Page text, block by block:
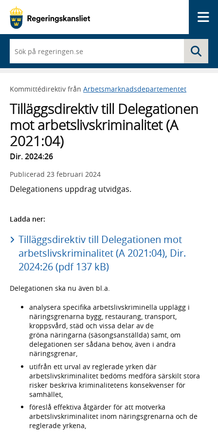
du
börjar
skriva
framträder
lista
med
sökförslag
Kommittédirektiv från Arbetsmarknadsdepartementet
Tilläggsdirektiv till Delegationen
mot arbetslivskriminalitet (A
2021:04)
Dir. 2024:26
Publicerad 23 februari 2024
Delegationens uppdrag utvidgas.
Ladda ner:
Tilläggsdirektiv till Delegationen mot
arbetslivskriminalitet (A 2021:04), Dir.
2024:26 (pdf 137 kB)
Delegationen ska nu även bl.a.
analysera specifika arbetslivskriminella upplägg i
näringsgrenarna bygg, restaurang, transport,
kroppsvård, städ och vissa delar av de
gröna näringarna (säsongsanställda) samt, om
delegationen ser sådana behov, även i andra
näringsgrenar,
utifrån ett urval av reglerade yrken där
arbetslivskriminalitet bedöms medföra särskilt stora
risker beskriva kriminalitetens konsekvenser för
samhället,
föreslå effektiva åtgärder för att motverka
arbetslivskriminalitet inom näringsgrenarna och de
reglerade yrkena,